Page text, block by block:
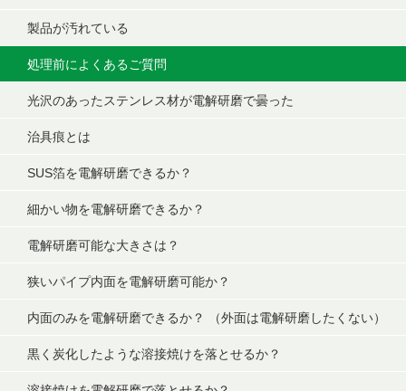
製品が汚れている
処理前によくあるご質問
光沢のあったステンレス材が電解研磨で曇った
治具痕とは
SUS箔を電解研磨できるか？
細かい物を電解研磨できるか？
電解研磨可能な大きさは？
狭いパイプ内面を電解研磨可能か？
内面のみを電解研磨できるか？ （外面は電解研磨したくない）
黒く炭化したような溶接焼けを落とせるか？